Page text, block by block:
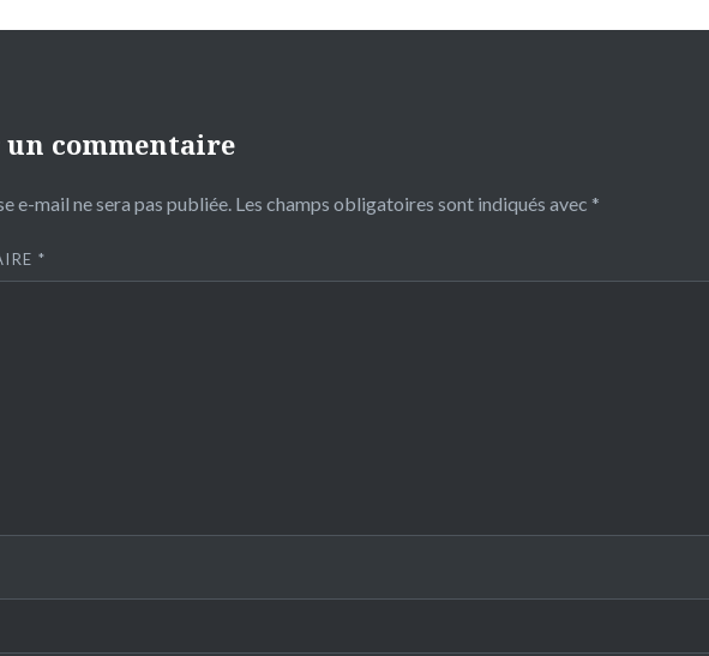
un commentaire
e-mail ne sera pas publiée. Les champs obligatoires sont indiqués avec *
*